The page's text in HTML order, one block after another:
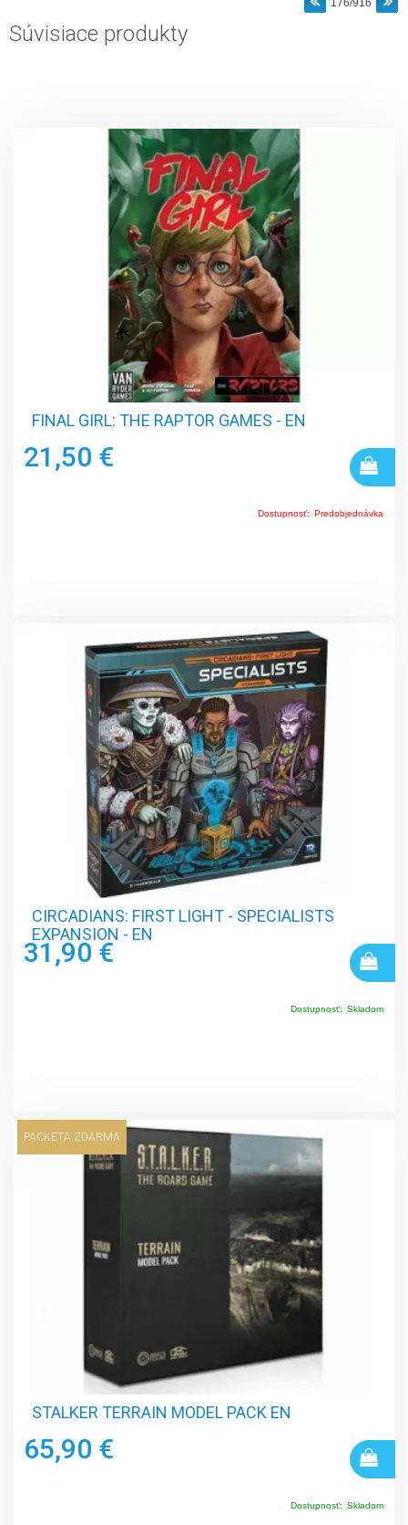
Súvisiace produkty
FINAL GIRL: THE RAPTOR GAMES - EN
21,50 €
Dostupnosť: Predobjednávka
CIRCADIANS: FIRST LIGHT - SPECIALISTS
EXPANSION - EN
31,90 €
Dostupnosť: Skladom
PACKETA ZDARMA
STALKER TERRAIN MODEL PACK EN
65,90 €
Dostupnosť: Skladom